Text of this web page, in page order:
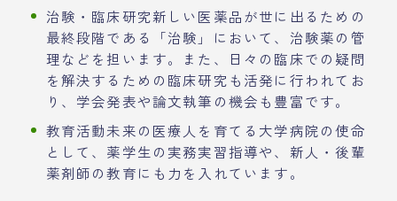
治験・臨床研究新しい医薬品が世に出るための
最終段階である「治験」において、治験薬の管
理などを担います。また、日々の臨床での疑問
を解決するための臨床研究も活発に行われてお
り、学会発表や論文執筆の機会も豊富です。
教育活動未来の医療人を育てる大学病院の使命
として、薬学生の実務実習指導や、新人・後輩
薬剤師の教育にも力を入れています。